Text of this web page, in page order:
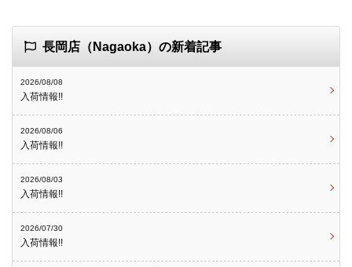
長岡店（Nagaoka）の新着記事
2026/08/08
入荷情報!!
2026/08/06
入荷情報!!
2026/08/03
入荷情報!!
2026/07/30
入荷情報!!